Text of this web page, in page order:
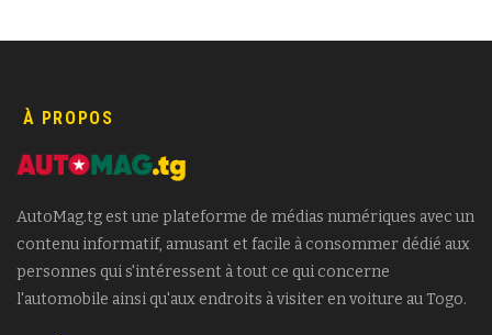
À PROPOS
AutoMag.tg est une plateforme de médias numériques avec un
contenu informatif, amusant et facile à consommer dédié aux
personnes qui s'intéressent à tout ce qui concerne
l'automobile ainsi qu'aux endroits à visiter en voiture au Togo.